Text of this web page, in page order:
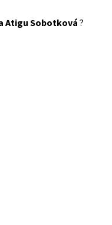
Atigu Sobotková?